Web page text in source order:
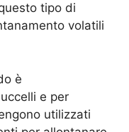
tipo di
volatili
è
e per
utilizzati